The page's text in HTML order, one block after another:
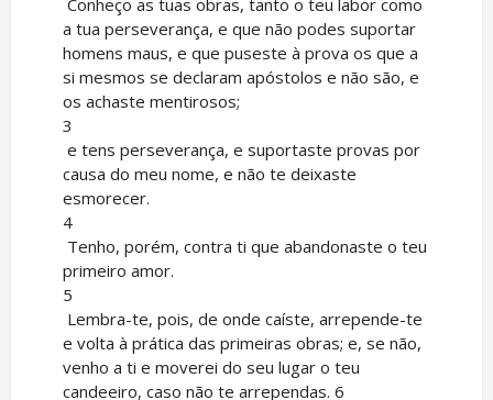
a tua perseverança, e que não podes suportar
homens maus, e que puseste à prova os que a
si mesmos se declaram apóstolos e não são, e
os achaste mentirosos;
3
e tens perseverança, e suportaste provas por
causa do meu nome, e não te deixaste
esmorecer.
4
Tenho, porém, contra ti que abandonaste o teu
primeiro amor.
5
Lembra-te, pois, de onde caíste, arrepende-te
e volta à prática das primeiras obras; e, se não,
venho a ti e moverei do seu lugar o teu
candeeiro, caso não te arrependas. 6